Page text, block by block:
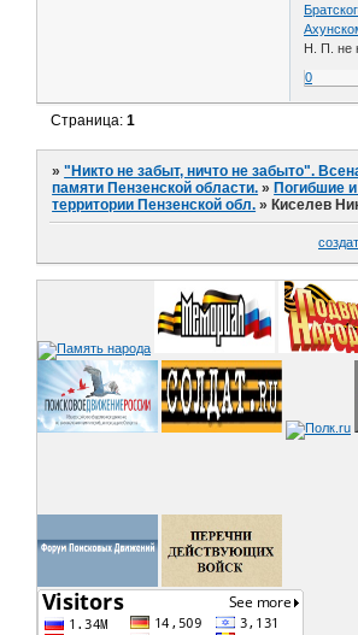
Н. П. не
0
Страница:1
»"Никто не забыт, ничто не забыто".
памяти Пензенской области. »Погибшие
территории Пензенской обл. »Киселев